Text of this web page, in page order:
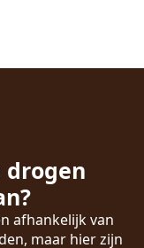
drogen
afhankelijk van
maar hier zijn